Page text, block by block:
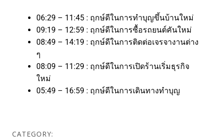
06:29 – 11:45 : ฤกษ์ดีในการทำบุญขึ้นบ้านใหม่
09:19 – 12:59 : ฤกษ์ดีในการซื้อรถยนต์คันใหม่
08:49 – 14:19 : ฤกษ์ดีในการติดต่อเจรจางานต่าง
ๆ
08:09 – 11:29 : ฤกษ์ดีในการเปิดร้านเริ่มธุรกิจ
ใหม่
05:49 – 16:59 : ฤกษ์ดีในการเดินทางทำบุญ
CATEGORY: